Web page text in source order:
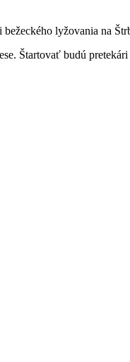
bežeckého lyžovania na
Štartovať budú